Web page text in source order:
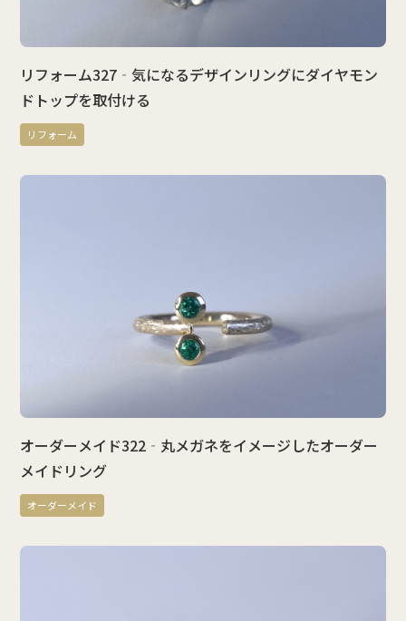
リフォーム327‐気になるデザインリングにダイヤモン
ドトップを取付ける
リフォーム
オーダーメイド322‐丸メガネをイメージしたオーダー
メイドリング
オーダーメイド